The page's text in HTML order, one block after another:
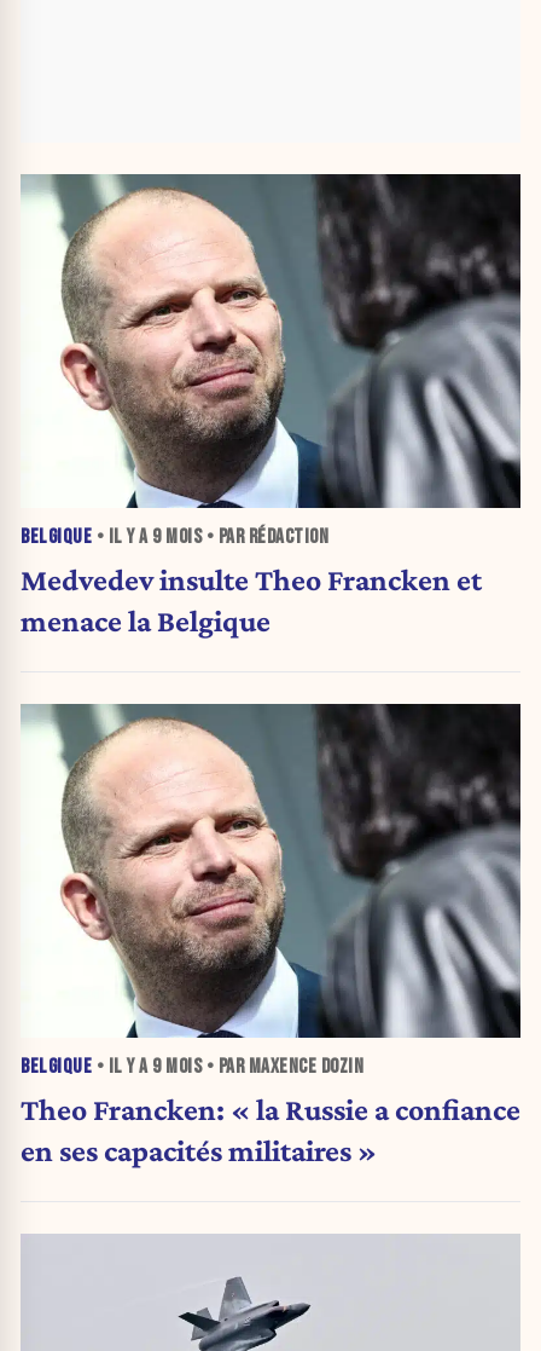
BELGIQUE • IL Y A 9 MOIS• PAR RÉDACTION
Medvedev insulte Theo Francken et
menace la Belgique
BELGIQUE • IL Y A 9 MOIS• PAR MAXENCE DOZIN
Theo Francken: « la Russie a confiance
en ses capacités militaires »